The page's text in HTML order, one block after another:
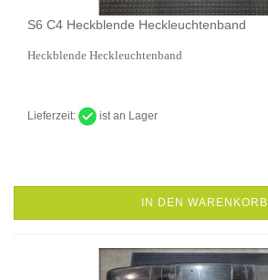
S6 C4 Heckblende Heckleuchtenband
Heckblende Heckleuchtenband
Lieferzeit: ist an Lager
IN DEN WARENKORB